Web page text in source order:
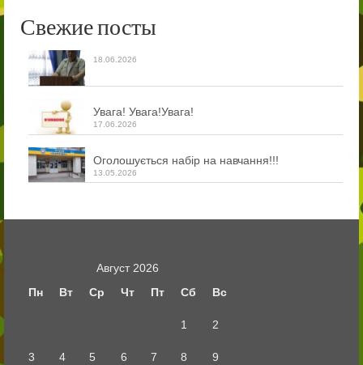
Свежие посты
18.06.2026
Увага! Увага!Увага!
17.06.2026
Оголошується набір на навчання!!!
13.05.2026
Август 2026
Пн
Вт Ср Чт Пт Сб Вс
1 2
3 4 5 6 7 8 9